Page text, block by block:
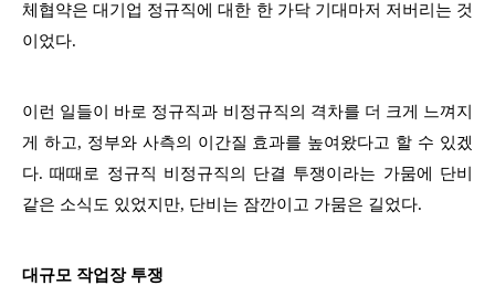
체협약은 대기업 정규직에 대한 한 가닥 기대마저 저버리는 것
이었다.
이런 일들이 바로 정규직과 비정규직의 격차를 더 크게 느껴지
게 하고, 정부와 사측의 이간질 효과를 높여왔다고 할 수 있겠
다. 때때로 정규직 비정규직의 단결 투쟁이라는 가뭄에 단비
같은 소식도 있었지만, 단비는 잠깐이고 가뭄은 길었다.
대규모 작업장 투쟁